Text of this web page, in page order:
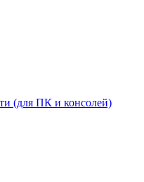
(для ПК и консолей)